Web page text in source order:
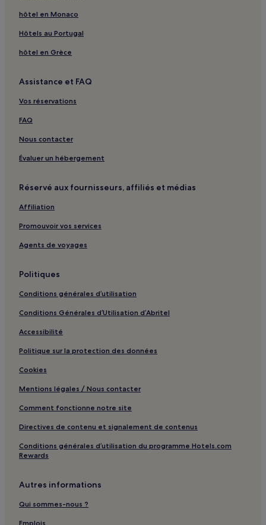
hôtel en Monaco
Hôtels au Portugal
hôtel en Grèce
Assistance et FAQ
Vos réservations
FAQ
Nous contacter
Évaluer un hébergement
Réservé aux fournisseurs, affiliés et médias
Affiliation
Promouvoir vos services
Agents de voyages
Politiques
Conditions générales d’utilisation
Conditions Générales d’Utilisation d’Abritel
Accessibilité
Politique sur la protection des données
Cookies
Mentions légales / Nous contacter
Comment fonctionne notre site
Directives de contenu et signalement de contenus
Conditions générales d’utilisation du programme Hotels.com
Rewards
Autres informations
Qui sommes-nous ?
Emplois